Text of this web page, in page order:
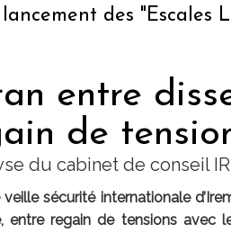
des "Escales
entre
de
du cabinet de conseil
veille sécurité internationale
entre regain de tensions avec